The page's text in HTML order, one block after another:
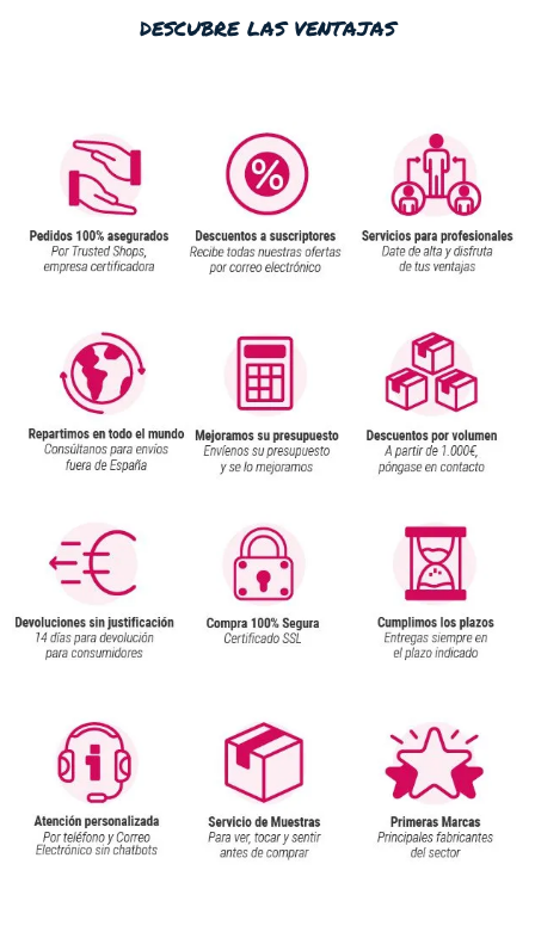
descubre las ventajas